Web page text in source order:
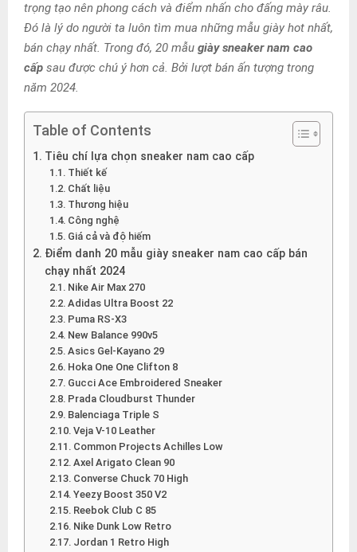
trọng tạo nên phong cách và điểm nhấn cho đấng mày râu.
Đó là lý do người ta luôn tìm mua những mẫu giày hot nhất,
bán chạy nhất. Trong đó, 20 mẫu giày sneaker nam cao
cấp sau được chú ý hơn cả. Bởi lượt bán ấn tượng trong
năm 2024.
Table of Contents
Tiêu chí lựa chọn sneaker nam cao cấp
Thiết kế
Chất liệu
Thương hiệu
Công nghệ
Giá cả và độ hiếm
Điểm danh 20 mẫu giày sneaker nam cao cấp bán
chạy nhất 2024
Nike Air Max 270
Adidas Ultra Boost 22
Puma RS-X3
New Balance 990v5
Asics Gel-Kayano 29
Hoka One One Clifton 8
Gucci Ace Embroidered Sneaker
Prada Cloudburst Thunder
Balenciaga Triple S
Veja V-10 Leather
Common Projects Achilles Low
Axel Arigato Clean 90
Converse Chuck 70 High
Yeezy Boost 350 V2
Reebok Club C 85
Nike Dunk Low Retro
Jordan 1 Retro High